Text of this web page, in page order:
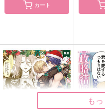
カート
も